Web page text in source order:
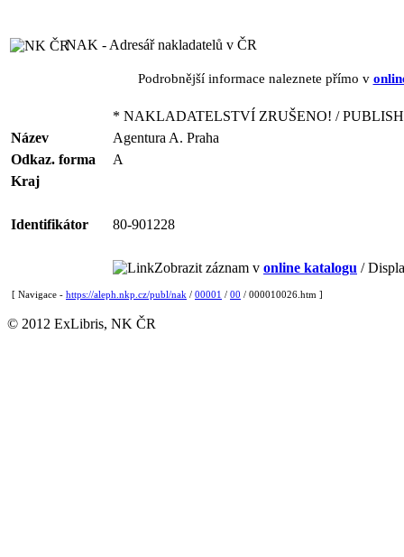
NAK - Adresář nakladatelů v ČR
Podrobnější informace naleznete přímo v
* NAKLADATELSTVÍ ZRUŠENO! /
Název
Agentura A. Praha
Odkaz. forma
A
Kraj
Identifikátor 80-901228
Zobrazit záznam v online katalogu /
[ Navigace - https://aleph.nkp.cz/publ/nak / 00001 / 00 / 000010026.htm ]
© 2012 ExLibris, NK ČR